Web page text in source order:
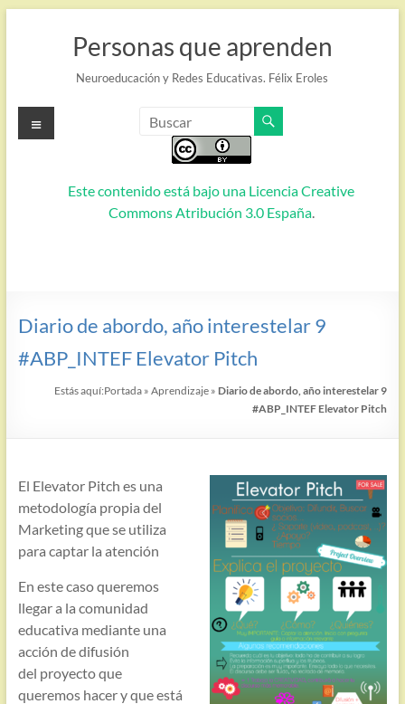
Personas que aprenden
Neuroeducación y Redes Educativas. Félix Eroles
Este contenido está bajo una Licencia Creative
Commons Atribución 3.0 España.
Menú
Diario de abordo, año interestelar 9
#ABP_INTEF Elevator Pitch
Estás aquí:Portada »Aprendizaje » Diario de abordo, año interestelar 9
#ABP_INTEF Elevator Pitch
El Elevator Pitch es una
metodología propia del
Marketing que se utiliza
para captar la atención
En este caso queremos
llegar a la comunidad
educativa mediante una
acción de difusión
del proyecto que
queremos hacer y que está